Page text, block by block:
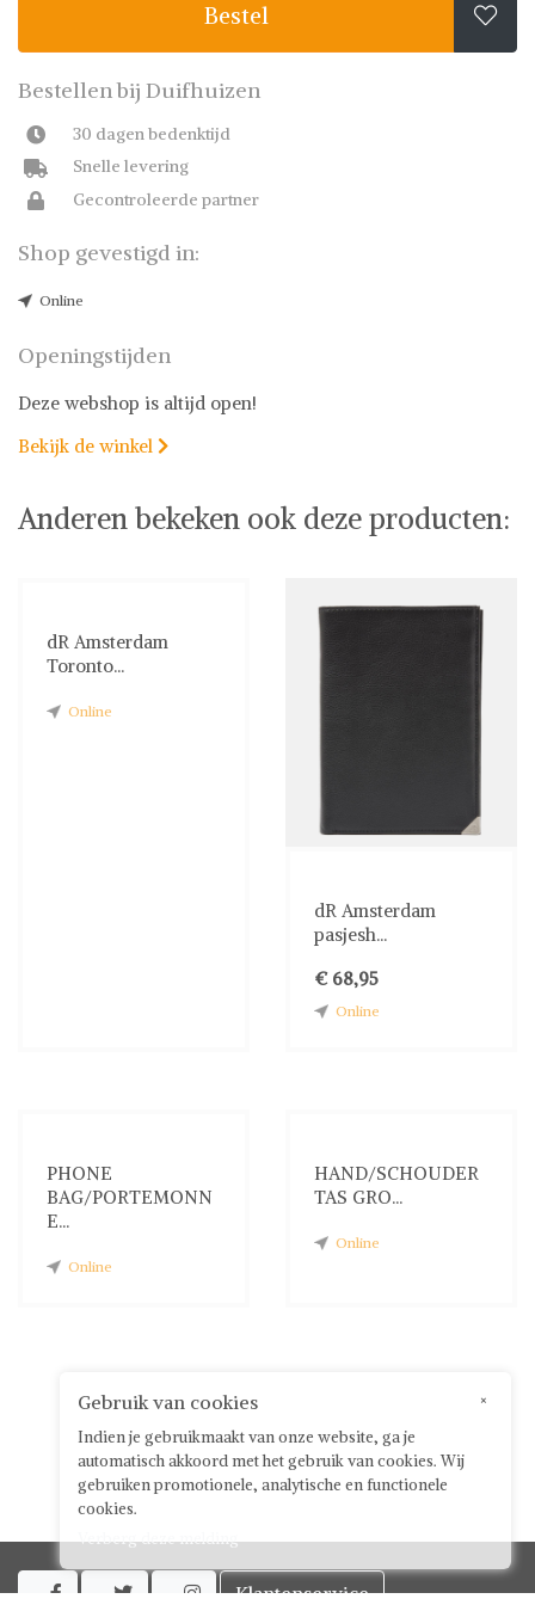
Bestel 
Bestellen bij Duifhuizen
30 dagen bedenktijd
Snelle levering
Gecontroleerde partner
Shop gevestigd in:
Online
Openingstijden
Deze webshop is altijd open!
Bekijk de winkel 
Anderen bekeken ook deze producten:
dR Amsterdam
Toronto...
Online
dR Amsterdam
pasjesh...
€ 68,95
Online
PHONE
BAG/PORTEMONN
E...
Online
HAND/SCHOUDER
TAS GRO...
Online
   Klantenservice
×
Gebruik van cookies
Indien je gebruikmaakt van onze website, ga je
automatisch akkoord met het gebruik van cookies. Wij
gebruiken promotionele, analytische en functionele
cookies.
Verberg deze melding